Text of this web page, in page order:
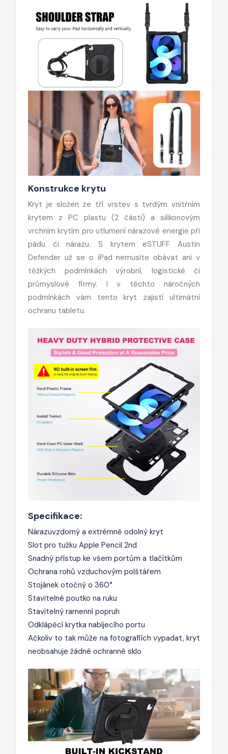
Konstrukce krytu
Kryt je složen ze tří vrstev s tvrdým vnitřním
krytem z PC plastu (2 části) a silikonovým
vrchním krytím pro utlumení nárazové energie při
pádu či nárazu. S krytem eSTUFF Austin
Defender už se o iPad nemusíte obávat ani v
těžkých podmínkách výrobní, logistické či
průmyslové firmy. I v těchto náročných
podmínkách vám tento kryt zajistí ultimátní
ochranu tabletu.
Specifikace:
Nárazuvzdorný a extrémně odolný kryt
Slot pro tužku Apple Pencil 2nd
Snadný přístup ke všem portům a tlačítkům
Ochrana rohů vzduchovým polštářem
Stojánek otočný o 360°
Stavitelné poutko na ruku
Stavitelný ramenní popruh
Odklápěcí krytka nabíjecího portu
Ačkoliv to tak může na fotografiích vypadat, kryt
neobsahuje žádné ochranné sklo